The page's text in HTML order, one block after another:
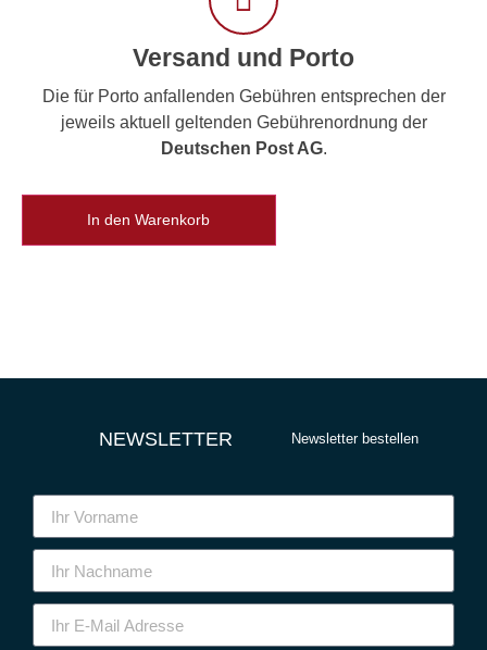
Versand und Porto
Die für Porto anfallenden Gebühren entsprechen der
jeweils aktuell geltenden Gebührenordnung der
Deutschen Post AG.
In den Warenkorb
NEWSLETTER Newsletter bestellen